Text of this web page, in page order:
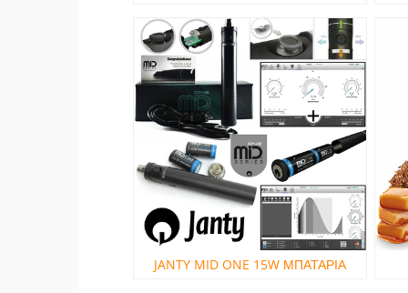
JANTY MID ONE 15W ΜΠΑΤΑΡΙΑ